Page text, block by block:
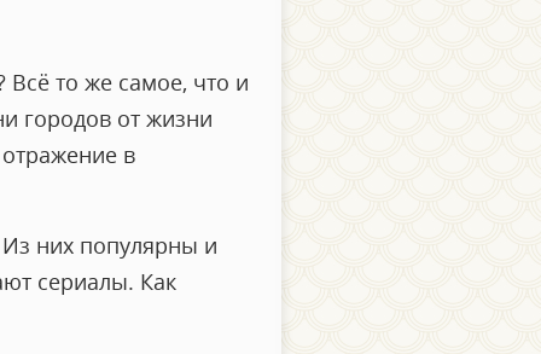
Всё то же самое, что и
городов от жизни
в
Из них популярны и
сериалы. Как